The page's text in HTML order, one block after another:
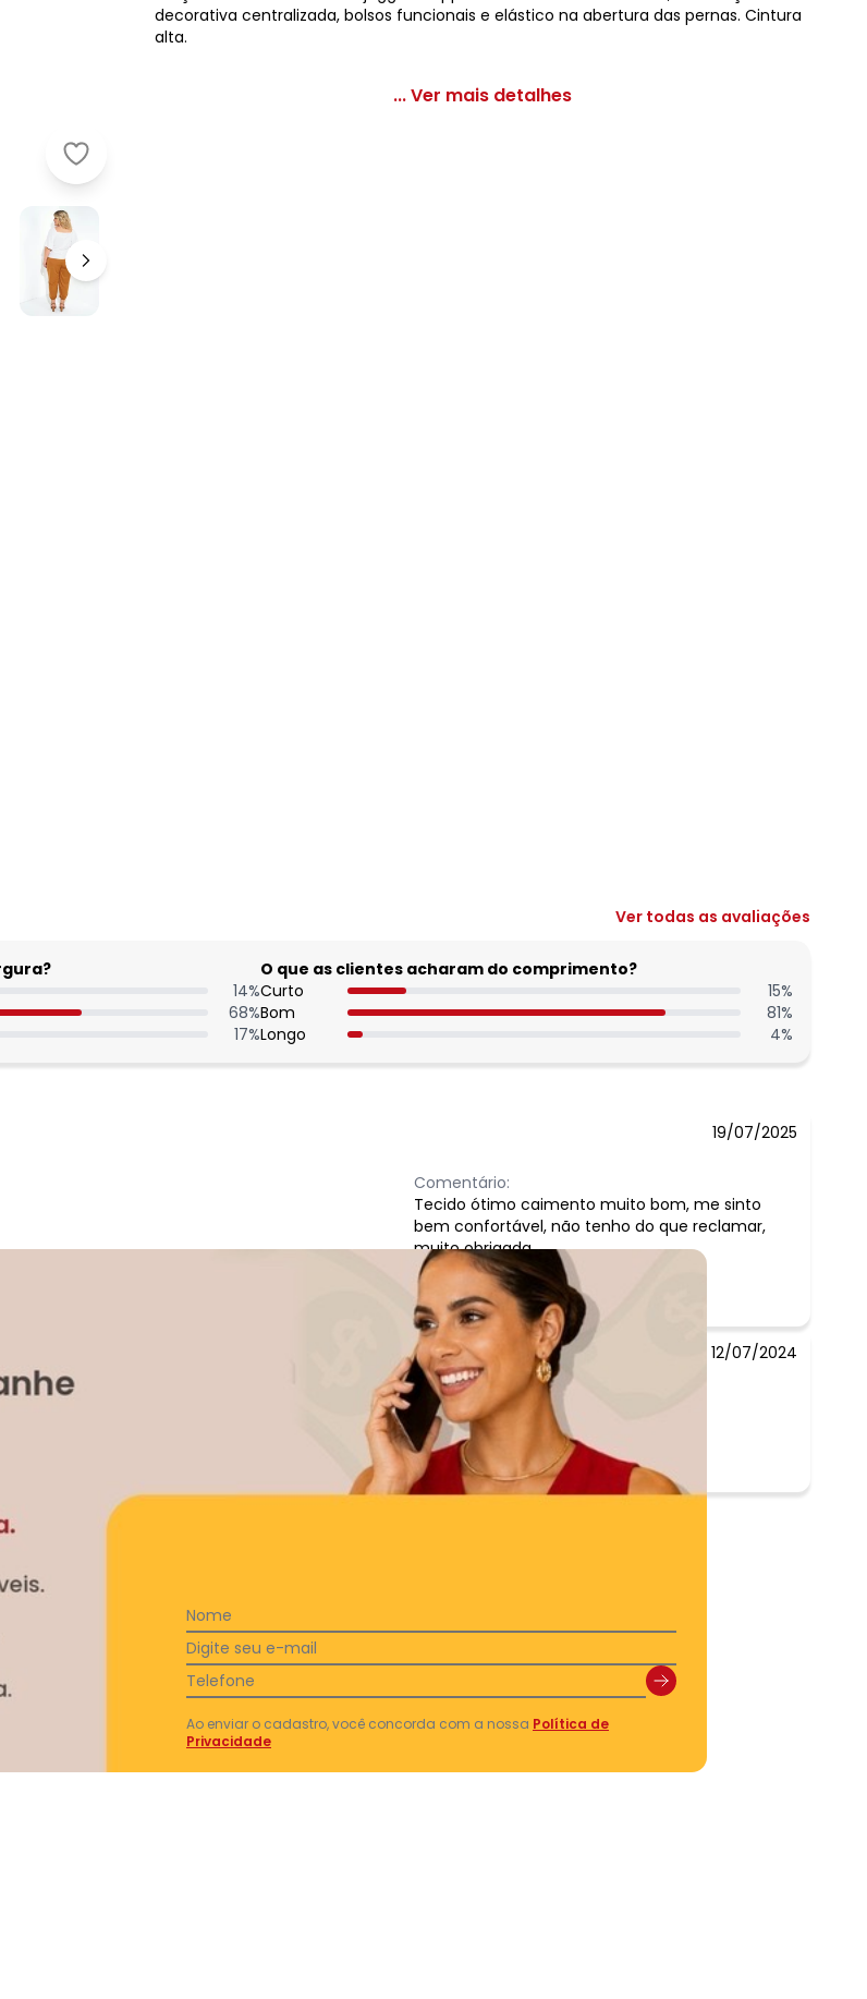
Marguerite - Calça Caramelo Jogger com Bolsos Plus Size
decorativa centralizada, bolsos funcionais e elástico na abertura das pernas. Cintura
alta.
... Ver mais detalhes
Ver todas as avaliações
14%
68%
17%
O que as clientes acharam do comprimento?
Curto
15%
Bom
81%
Longo
4%
19/07/2025
Comentário:
Tecido ótimo caimento muito bom, me sinto
bem confortável, não tenho do que reclamar,
muito obrigada
12/07/2024
Ver todas as avaliações
Nome
Digite seu e-mail
Telefone
Ao enviar o cadastro, você concorda com a nossa Política de
Privacidade